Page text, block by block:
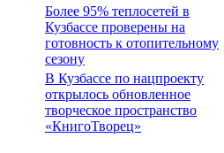
Более 95% теплосетей в
Кузбассе проверены на
готовность к отопительному
сезону
В Кузбассе по нацпроекту
открылось обновленное
творческое пространство
«КнигоТворец»